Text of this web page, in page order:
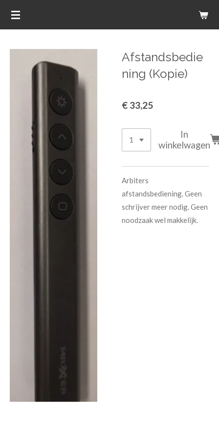
Ga
de
hoofdinhoud
Afstandsbedie
ning (Kopie)
€ 33,25
In
winkelwagen
Arbiters
afstandsbediening. Geen
schrijver meer nodig. Geen
noodzaak wel makkelijk.